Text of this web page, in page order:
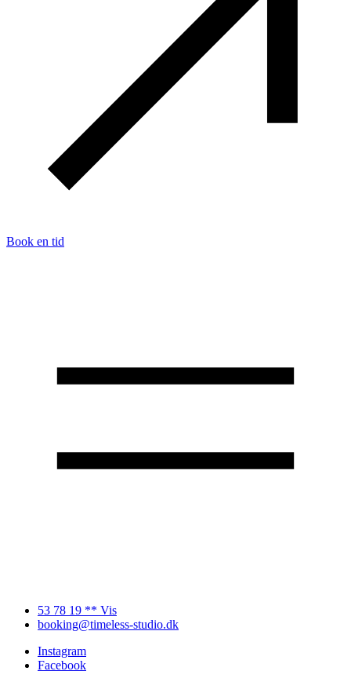
Book en tid
53 78 19 ** Vis
booking@timeless-studio.dk
Instagram
Facebook